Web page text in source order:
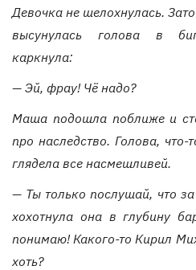
Девочка не шелохнулась.
высунулась голова в
каркнула:
— Эй, фрау! Чё надо?
Маша подошла поближе и
про наследство. Голова,
глядела все насмешливей.
— Ты только послушай, что
хохотнула она в глубину
понимаю! Какого-то Кирил
хоть?